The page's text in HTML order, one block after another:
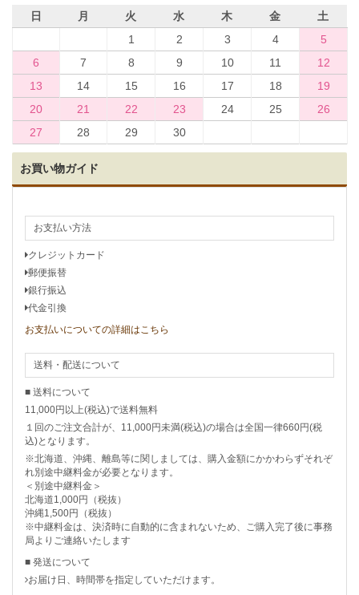
日 月 火 水 木 金
土
1
2 3 4
5
6
7 8 9 10 11
12
13
14 15 16 17 18
19
20
21 22 23 24 25
26
27
28 29 30
お買い物ガイド
お支払い方法
クレジットカード
郵便振替
銀行振込
代金引換
お支払いについての詳細はこちら
送料・配送について
■ 送料について
11,000円以上(税込)で送料無料
１回のご注文合計が、11,000円未満(税込)の場合は全国一律660円(税
込)となります。
※北海道、沖縄、離島等に関しましては、購入金額にかかわらずそれぞ
れ別途中継料金が必要となります。
＜別途中継料金＞
北海道1,000円（税抜）
沖縄1,500円（税抜）
※中継料金は、決済時に自動的に含まれないため、ご購入完了後に事務
局よりご連絡いたします
■ 発送について
お届け日、時間帯を指定していただけます。